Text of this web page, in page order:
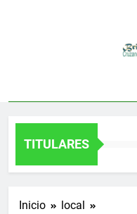
TITULARES
Inicio
local